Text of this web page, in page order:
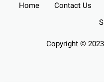
Home Contact Us
Copyright ©